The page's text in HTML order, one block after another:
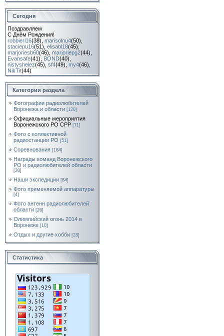
Сегодня
Поздравляем
С Днём Рождения!
robbierl16(38) marisolnu4(50)
staciepu16(51) elisabl18(45)
marjoriesb60(46) marjoriepg2(44)
Evansafe(41) BOND(40)
nistyshelez(45) sf4(49) my4(46)
NikTit(44)
Категории раздела
Фотографии радиолюбителей
Воронежа и области [120]
Официальные мероприятия
Воронежского РО СРР [71]
Фото с коллективной
радиостанции РО [51]
Соревнования [164]
Награды команд Воронежского
РО и радиолюбителей области
[20]
Наши экспедиции [84]
Фото применяемой аппаратуры
[4]
Фото антенн радиолюбителей
области [26]
Олимпийский огонь 2014 в
Воронеже [10]
Отдых и другие хобби [28]
Статистика